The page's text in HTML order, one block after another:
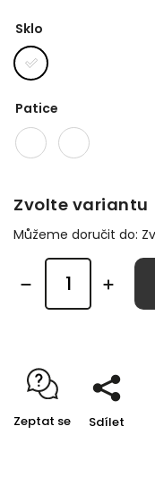
Sklo
Patice
Zvolte variantu
Můžeme doručit do:
Zeptat se Sdílet